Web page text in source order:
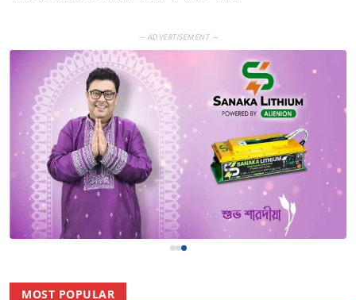
— ADVERTISEMENT —
MOST POPULAR